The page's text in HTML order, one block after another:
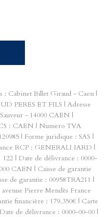
: Cabinet Billet Giraud - Caen |
PERES ET FILS | Adresse
- 14000 CAEN |
: CAEN | Numero TVA
| Forme juridique : SAS |
RCP : GENERALI IARD |
| Date de délivrance : 0000-
CAEN | Caisse de garantie
de garantie : 00958TRA211 |
Pierre Mendès France
financière : 179.350€ | Carte
de délivrance : 0000-00-00 |